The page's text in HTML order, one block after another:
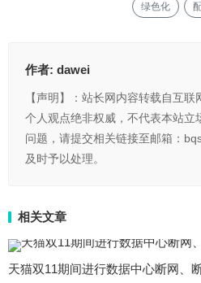
绿色化
作者: dawei
【声明】：站长网内容转载自互
个人观点绝非权威，不代表本站立
问题，请提交相关链接至邮箱：
及时予以处理。
相关文章
天猫双11期间进行数据中心断网、